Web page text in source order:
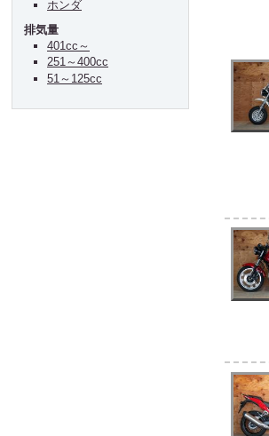
ホンダ
排気量
401cc～
251～400cc
51～125cc